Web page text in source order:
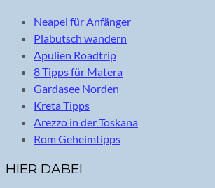
Neapel für Anfänger
Plabutsch wandern
Apulien Roadtrip
8 Tipps für Matera
Gardasee Norden
Kreta Tipps
Arezzo in der Toskana
Rom Geheimtipps
HIER DABEI